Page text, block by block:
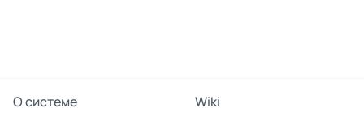
О системе
Wiki